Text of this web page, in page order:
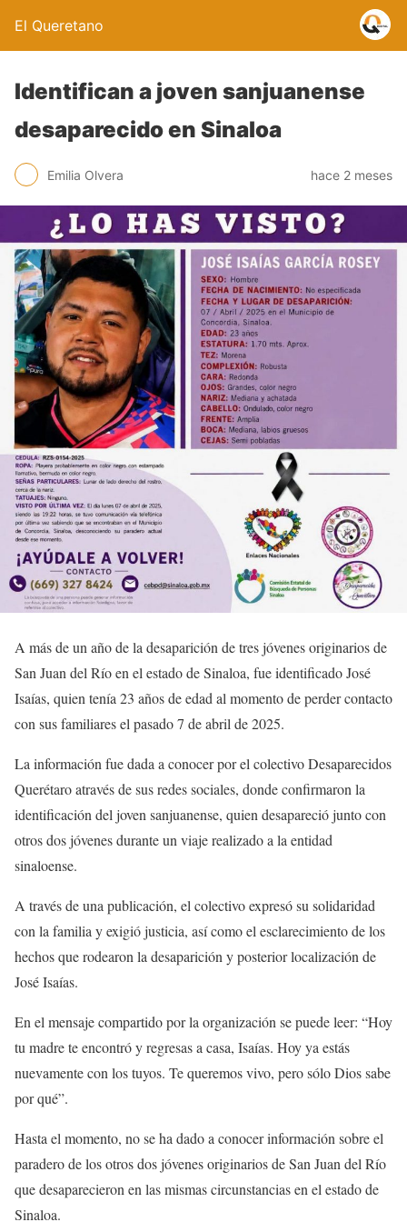
El Queretano
Identifican a joven sanjuanense
desaparecido en Sinaloa
Emilia Olvera hace 2 meses
A más de un año de la desaparición de tres jóvenes originarios de
San Juan del Río en el estado de Sinaloa, fue identificado José
Isaías, quien tenía 23 años de edad al momento de perder contacto
con sus familiares el pasado 7 de abril de 2025.
La información fue dada a conocer por el colectivo Desaparecidos
Querétaro através de sus redes sociales, donde confirmaron la
identificación del joven sanjuanense, quien desapareció junto con
otros dos jóvenes durante un viaje realizado a la entidad
sinaloense.
A través de una publicación, el colectivo expresó su solidaridad
con la familia y exigió justicia, así como el esclarecimiento de los
hechos que rodearon la desaparición y posterior localización de
José Isaías.
En el mensaje compartido por la organización se puede leer: “Hoy
tu madre te encontró y regresas a casa, Isaías. Hoy ya estás
nuevamente con los tuyos. Te queremos vivo, pero sólo Dios sabe
por qué”.
Hasta el momento, no se ha dado a conocer información sobre el
paradero de los otros dos jóvenes originarios de San Juan del Río
que desaparecieron en las mismas circunstancias en el estado de
Sinaloa.